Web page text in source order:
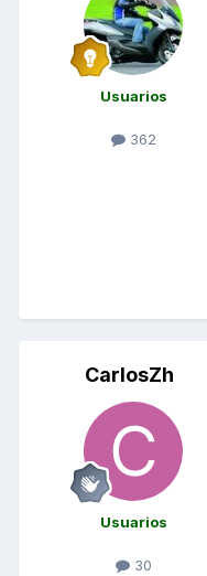
Usuarios
362
CarlosZh
Usuarios
30